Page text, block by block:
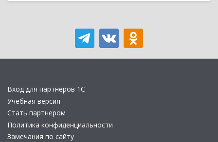
Вход для партнеров 1С
Учебная версия
Стать партнером
Политика конфиденциальности
Замечания по сайту